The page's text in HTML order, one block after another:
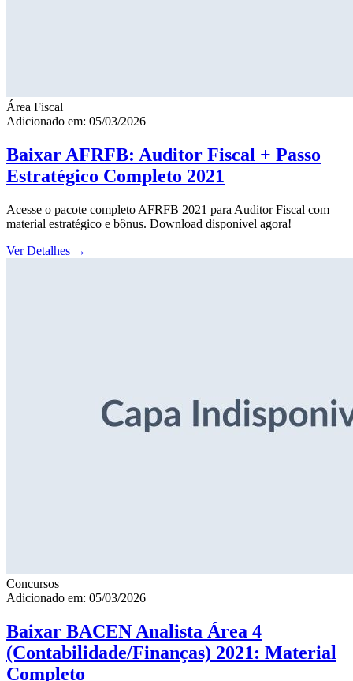
Área Fiscal
Adicionado em: 05/03/2026
Baixar AFRFB: Auditor Fiscal + Passo
Estratégico Completo 2021
Acesse o pacote completo AFRFB 2021 para Auditor Fiscal com
material estratégico e bônus. Download disponível agora!
Ver Detalhes →
Concursos
Adicionado em: 05/03/2026
Baixar BACEN Analista Área 4
(Contabilidade/Finanças) 2021: Material
Completo